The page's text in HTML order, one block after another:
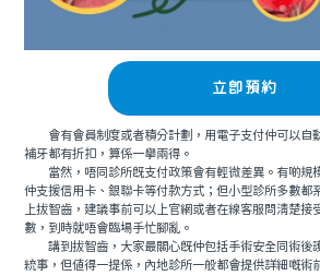
立即預約
會有會員制度或者積分計劃，用電子支付仲可以自
補牙都有折扣，算係一舉兩得。
當然，唔同診所既支付政策會有輕微差異。有啲規
仲支援信用卡、銀聯卡等付款方式；但小型診所多數都
上拔智齒，建議事前可以上官網或者在線客服問清楚接
數，到時就唔會臨場手忙腳亂。
講到拔智齒，大家最關心既仲包括手術安全同術後
統事，但值得一提係，內地診所一般都會提供詳細嘅術